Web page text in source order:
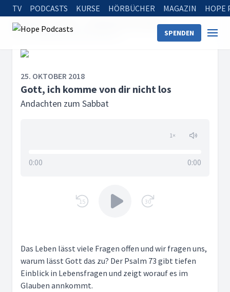
TV PODCASTS KURSE HÖRBÜCHER MAGAZIN HOPE
SPENDEN
Startseite
Andachten zum Sabbat
Gott, ich komme von dir nicht los
25. OKTOBER 2018
Gott, ich komme von dir nicht los
Andachten zum Sabbat
1×
0:00 0:00
15 30
Das Leben lässt viele Fragen offen und wir fragen uns,
warum lässt Gott das zu? Der Psalm 73 gibt tiefen
Einblick in Lebensfragen und zeigt worauf es im
Glauben annkommt.